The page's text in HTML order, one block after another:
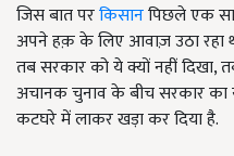
जिस बात परकिसानपिछले एक
अपने हक़ के लिए आवाज़ उठा रहा
तब सरकार को ये क्यों नहीं दिखा,
अचानक चुनाव के बीच सरकार
कटघरे में लाकर खड़ा कर दिया है.